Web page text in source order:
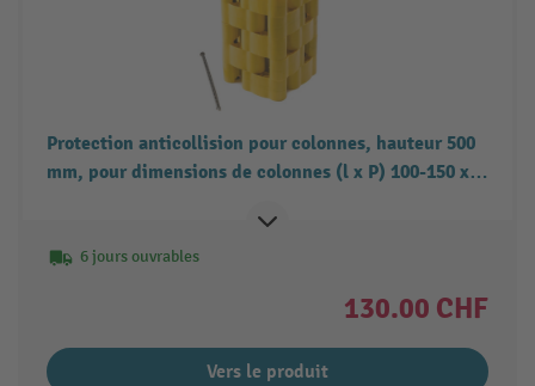
Protection anticollision pour colonnes, hauteur 500
mm, pour dimensions de colonnes (l x P) 100-150 x
6 jours ouvrables
130.00 CHF
Vers le produit